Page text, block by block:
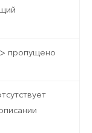
пропущено